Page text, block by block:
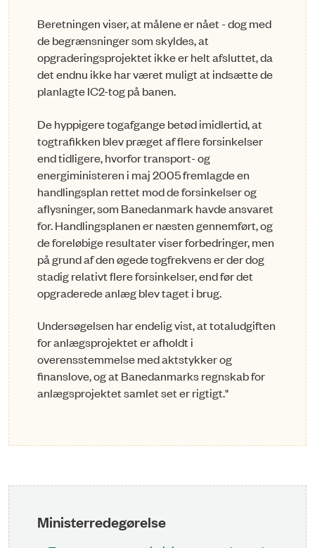
Beretningen viser, at målene er nået - dog med
de begrænsninger som skyldes, at
opgraderingsprojektet ikke er helt afsluttet, da
det endnu ikke har været muligt at indsætte de
planlagte IC2-tog på banen.
De hyppigere togafgange betød imidlertid, at
togtrafikken blev præget af flere forsinkelser
end tidligere, hvorfor transport- og
energiministeren i maj 2005 fremlagde en
handlingsplan rettet mod de forsinkelser og
aflysninger, som Banedanmark havde ansvaret
for. Handlingsplanen er næsten gennemført, og
de foreløbige resultater viser forbedringer, men
på grund af den øgede togfrekvens er der dog
stadig relativt flere forsinkelser, end før det
opgraderede anlæg blev taget i brug.
Undersøgelsen har endelig vist, at totaludgiften
for anlægsprojektet er afholdt i
overensstemmelse med aktstykker og
finanslove, og at Banedanmarks regnskab for
anlægsprojektet samlet set er rigtigt."
Ministerredegørelse